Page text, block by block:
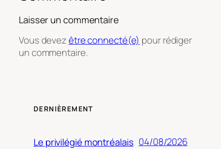
Laisser un commentaire
Vous devezêtre connecté(e) pour rédiger
un commentaire.
DERNIÈREMENT
Le privilégié montréalais 04/08/2026